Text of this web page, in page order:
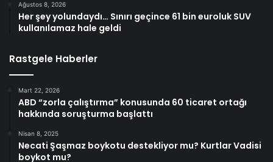
Ağustos 8, 2026
Her şey yolundaydı… Sınırı geçince 61 bin euroluk SUV
kullanılamaz hale geldi
Rastgele Haberler
Mart 22, 2026
ABD “zorla çalıştırma” konusunda 60 ticaret ortağı
hakkında soruşturma başlattı
Nisan 8, 2025
Necati Şaşmaz boykotu destekliyor mu? Kurtlar Vadisi
boykot mu?